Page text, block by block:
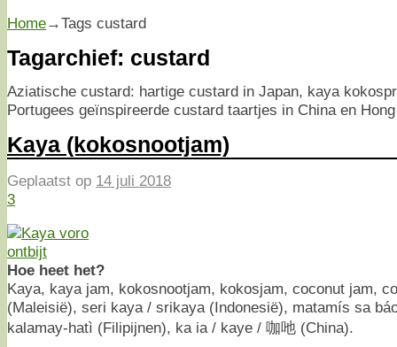
Home→Tags custard
Tagarchief: custard
Aziatische custard: hartige custard in Japan, kaya
Portugees geïnspireerde custard taartjes in China en
Kaya (kokosnootjam)
Geplaatst op 14 juli 2018
3
Hoe heet het?
Kaya, kaya jam, kokosnootjam, kokosjam, coconut jam,
(Maleisië), seri kaya / srikaya (Indonesië), matamís sa
kalamay-hatì (Filipijnen), ka ia / kaye / 咖吔 (China).